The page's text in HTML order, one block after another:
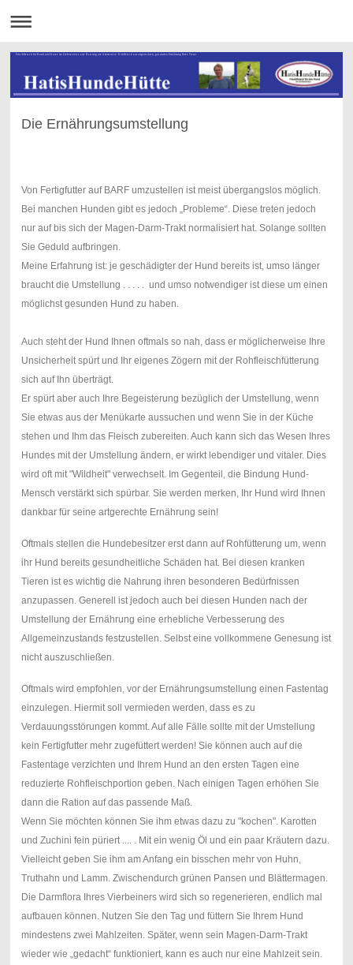
Frischfleisch für Hund und Katze im Lieferservice aus Raisting am Ammersee. Rohfleisch zur artgerechten, gesunden Ernährung Ihres Tieres
Die Ernährungsumstellung
Von Fertigfutter auf BARF umzustellen ist meist übergangslos möglich.
Bei manchen Hunden gibt es jedoch „Probleme“. Diese treten jedoch
nur auf bis sich der Magen-Darm-Trakt normalisiert hat. Solange sollten
Sie Geduld aufbringen.
Meine Erfahrung ist: je geschädigter der Hund bereits ist, umso länger
braucht die Umstellung . . . . . und umso notwendiger ist diese um einen
möglichst gesunden Hund zu haben.
Auch steht der Hund Ihnen oftmals so nah, dass er möglicherweise Ihre
Unsicherheit spürt und Ihr eigenes Zögern mit der Rohfleischfütterung
sich auf Ihn überträgt.
Er spürt aber auch Ihre Begeisterung bezüglich der Umstellung, wenn
Sie etwas aus der Menükarte aussuchen und wenn Sie in der Küche
stehen und Ihm das Fleisch zubereiten. Auch kann sich das Wesen Ihres
Hundes mit der Umstellung ändern, er wirkt lebendiger und vitaler. Dies
wird oft mit "Wildheit" verwechselt. Im Gegenteil, die Bindung Hund-
Mensch verstärkt sich spürbar. Sie werden merken, Ihr Hund wird Ihnen
dankbar für seine artgerechte Ernährung sein!
Oftmals stellen die Hundebesitzer erst dann auf Rohfütterung um, wenn
ihr Hund bereits gesundheitliche Schäden hat. Bei diesen kranken
Tieren ist es wichtig die Nahrung ihren besonderen Bedürfnissen
anzupassen. Generell ist jedoch auch bei diesen Hunden nach der
Umstellung der Ernährung eine erhebliche Verbesserung des
Allgemeinzustands festzustellen. Selbst eine vollkommene Genesung ist
nicht auszuschließen.
Oftmals wird empfohlen, vor der Ernährungsumstellung einen Fastentag
einzulegen. Hiermit soll vermieden werden, dass es zu
Verdauungsstörungen kommt. Auf alle Fälle sollte mit der Umstellung
kein Fertigfutter mehr zugefüttert werden! Sie können auch auf die
Fastentage verzichten und Ihrem Hund an den ersten Tagen eine
reduzierte Rohfleischportion geben. Nach einigen Tagen erhöhen Sie
dann die Ration auf das passende Maß.
Wenn Sie möchten können Sie ihm etwas dazu zu "kochen". Karotten
und Zuchini fein püriert .... . Mit ein wenig Öl und ein paar Kräutern dazu.
Vielleicht geben Sie ihm am Anfang ein bisschen mehr von Huhn,
Truthahn und Lamm. Zwischendurch grünen Pansen und Blättermagen.
Die Darmflora Ihres Vierbeiners wird sich so regenerieren, endlich mal
aufbauen können. Nutzen Sie den Tag und füttern Sie Ihrem Hund
mindestens zwei Mahlzeiten. Später, wenn sein Magen-Darm-Trakt
wieder wie „gedacht“ funktioniert, kann es auch nur eine Mahlzeit sein.